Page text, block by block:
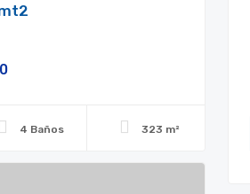
4 Baños 323 m²